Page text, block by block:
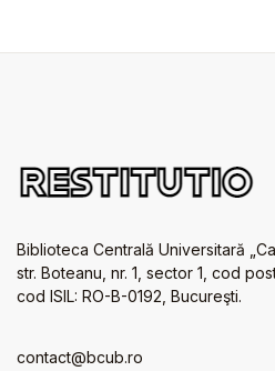
Biblioteca Centrală Universitară
str. Boteanu, nr. 1, sector 1, cod
cod ISIL: RO-B-0192, Bucureşti.
contact@bcub.ro